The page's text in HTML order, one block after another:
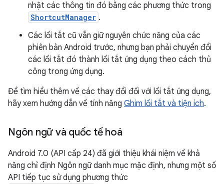
nhật các thông tin đó bằng các phương thức trong
ShortcutManager .
Các lối tắt cũ vẫn giữ nguyên chức năng của các
phiên bản Android trước, nhưng bạn phải chuyển đổi
các lối tắt đó thành lối tắt ứng dụng theo cách thủ
công trong ứng dụng.
Để tìm hiểu thêm về các thay đổi đối với lối tắt ứng dụng,
hãy xem hướng dẫn về tính năng Ghim lối tắt và tiện ích.
Ngôn ngữ và quốc tế hoá
Android 7.0 (API cấp 24) đã giới thiệu khái niệm về khả
năng chỉ định Ngôn ngữ danh mục mặc định, nhưng một số
API tiếp tục sử dụng phương thức